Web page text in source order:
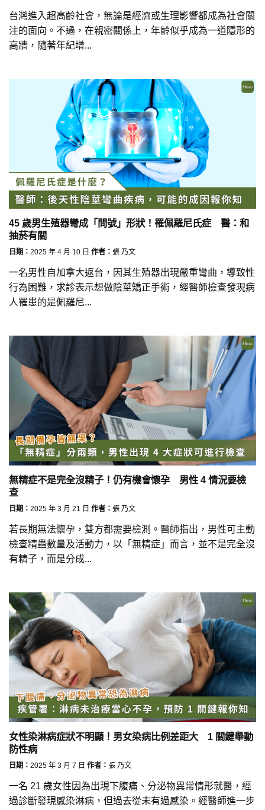
台灣進入超高齡社會，無論是經濟或生理影響都成為社會關
注的面向。不過，在親密關係上，年齡似乎成為一道隱形的
高牆，隨著年紀增...
45 歲男生殖器彎成「問號」形狀！罹佩羅尼氏症 醫：和
抽菸有關
日期： 2025 年 4 月 10 日 作者： 張 乃文
一名男性自加拿大返台，因其生殖器出現嚴重彎曲，導致性
行為困難，求診表示想做陰莖矯正手術，經醫師檢查發現病
人罹患的是佩羅尼...
無精症不是完全沒精子！仍有機會懷孕 男性 4 情況要檢
查
日期： 2025 年 3 月 21 日 作者： 張 乃文
若長期無法懷孕，雙方都需要檢測。醫師指出，男性可主動
檢查精蟲數量及活動力，以「無精症」而言，並不是完全沒
有精子，而是分成...
女性染淋病症狀不明顯！男女染病比例差距大 1 關鍵舉動
防性病
日期： 2025 年 3 月 7 日 作者： 張 乃文
一名 21 歲女性因為出現下腹痛、分泌物異常情形就醫，經
過診斷發現感染淋病，但過去從未有過感染。經醫師進一步